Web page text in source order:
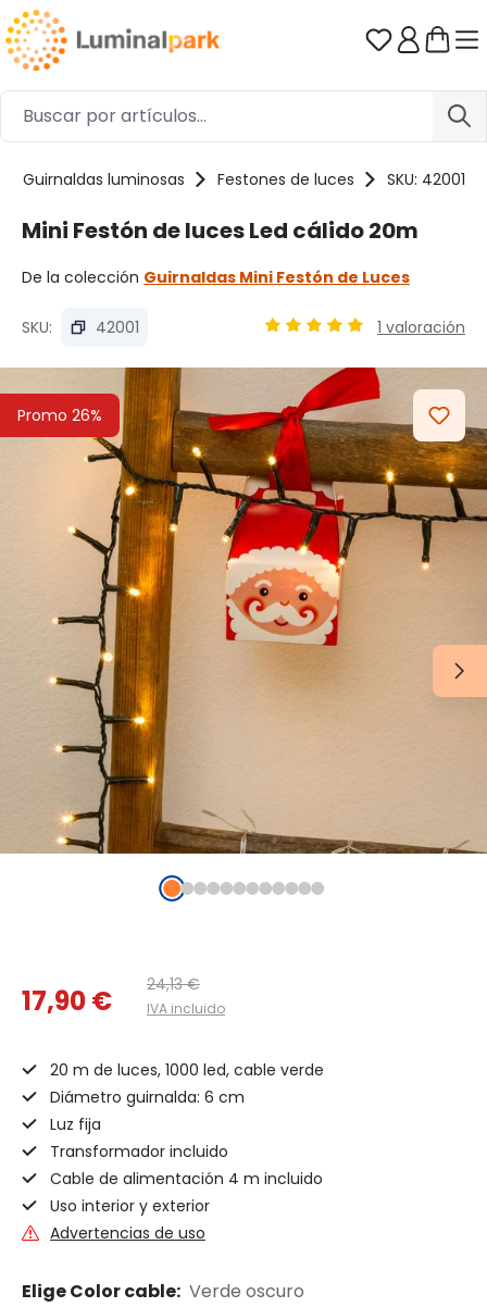
Saltar al contenido principal Tienes 0
Guirnaldas luminosas Festones de luces SKU: 42001
Mini Festón de luces Led cálido 20m
De la colección Guirnaldas Mini Festón de Luces
SKU: 42001 1 valoración
Promo 26%
Omitir galería de imágenes
17,90 € 24,13 €
IVA incluido
20 m de luces, 1000 led, cable verde
Diámetro guirnalda: 6 cm
Luz fija
Transformador incluido
Cable de alimentación 4 m incluido
Uso interior y exterior
Advertencias de uso
Elige Color cable: Verde oscuro